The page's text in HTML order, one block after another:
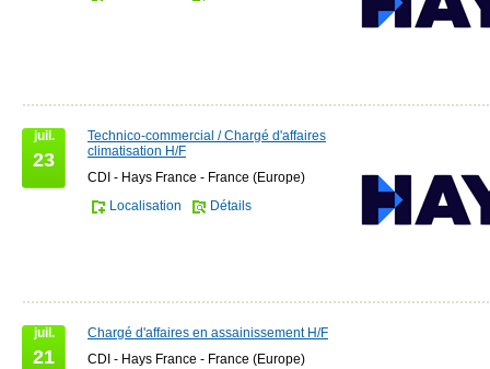
juil.
23
Technico-commercial / Chargé d'affaires
climatisation H/F
CDI - Hays France - France (Europe)
Localisation
Détails
juil.
21
Chargé d'affaires en assainissement H/F
CDI - Hays France - France (Europe)